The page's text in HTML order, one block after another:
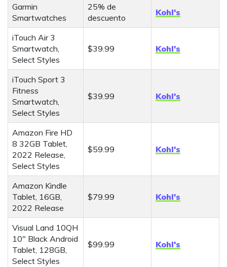
Garmin
Smartwatches
25% de
descuento
Kohl's
iTouch Air 3
Smartwatch,
Select Styles
$39.99 Kohl's
iTouch Sport 3
Fitness
Smartwatch,
Select Styles
$39.99 Kohl's
Amazon Fire HD
8 32GB Tablet,
2022 Release,
Select Styles
$59.99 Kohl's
Amazon Kindle
Tablet, 16GB,
2022 Release
$79.99 Kohl's
Visual Land 10QH
10" Black Android
Tablet, 128GB,
Select Styles
$99.99 Kohl's